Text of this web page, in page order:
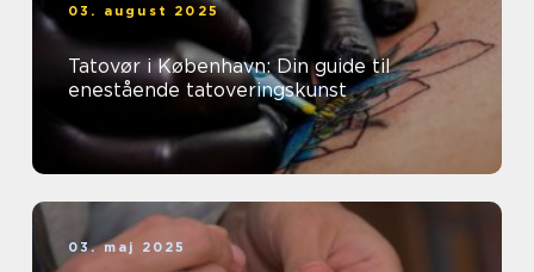
03. august 2025
Tatovør i København: Din guide til
enestående tatoveringskunst
03. maj 2025